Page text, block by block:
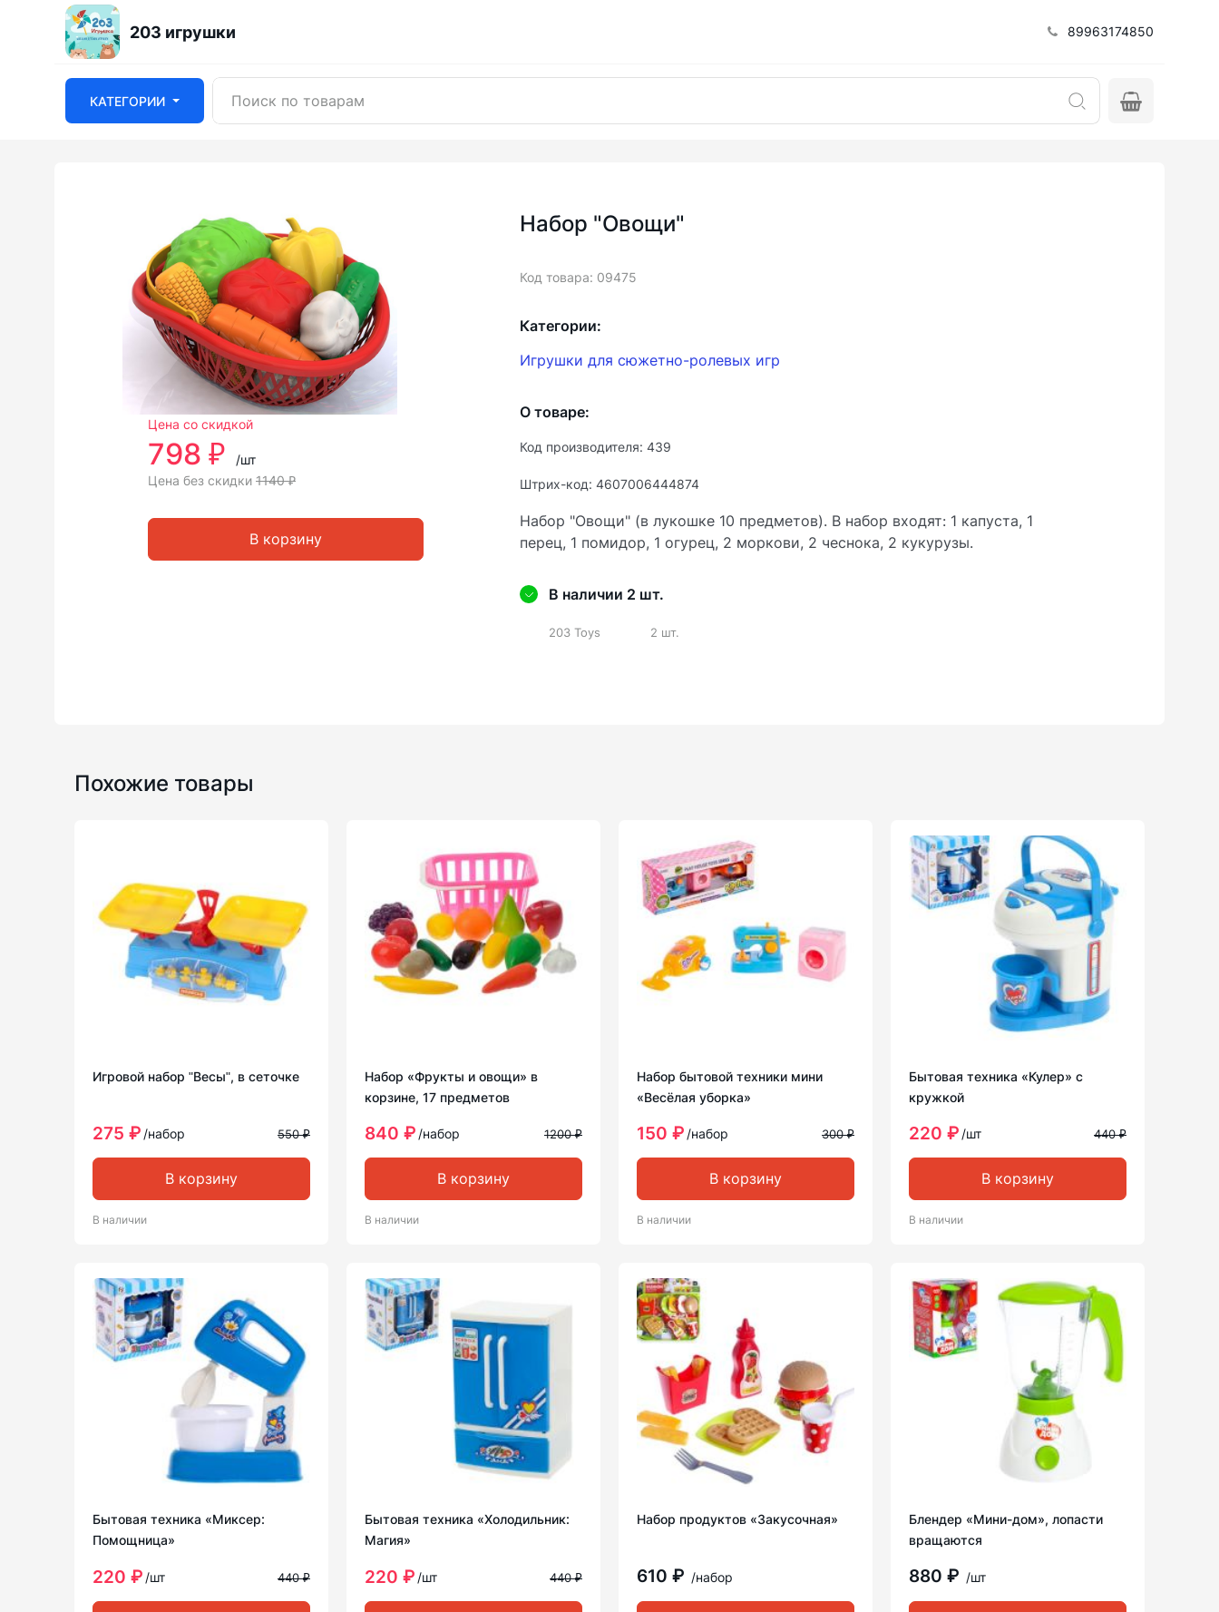
203 игрушки 89963174850
КАТЕГОРИИ
Цена со скидкой
798 ₽
/шт
Цена без скидки 1140 ₽
В корзину
Набор "Овощи"
Код товара: 09475
Категории:
Игрушки для сюжетно-ролевых игр
О товаре:
Код производителя: 439
Штрих-код: 4607006444874
Набор "Овощи" (в лукошке 10 предметов). В набор входят: 1 капуста, 1
перец, 1 помидор, 1 огурец, 2 моркови, 2 чеснока, 2 кукурузы.
В наличии 2 шт.
203 Toys 2 шт.
Похожие товары
Игровой набор ʺВесыʺ, в сеточке
275 ₽ /набор 550 ₽
В корзину
В наличии
Набор «Фрукты и овощи» в
корзине, 17 предметов
840 ₽ /набор 1200 ₽
В корзину
В наличии
Набор бытовой техники мини
«Весёлая уборка»
150 ₽ /набор 300 ₽
В корзину
В наличии
Бытовая техника «Кулер» с
кружкой
220 ₽ /шт 440 ₽
В корзину
В наличии
Бытовая техника «Миксер:
Помощница»
220 ₽ /шт 440 ₽
Бытовая техника «Холодильник:
Магия»
220 ₽ /шт 440 ₽
Набор продуктов «Закусочная»
610 ₽ /набор
Блендер «Мини-дом», лопасти
вращаются
880 ₽ /шт